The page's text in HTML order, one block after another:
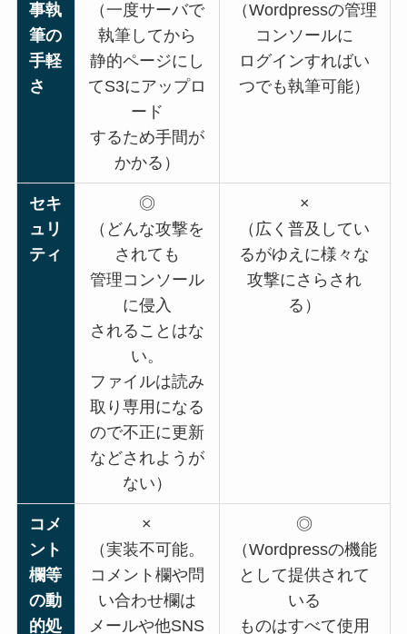
事執
筆の
手軽
さ
（一度サーバで
執筆してから
静的ページにし
てS3にアップロ
ード
するため手間が
かかる）
（Wordpressの管理
コンソールに
ログインすればい
つでも執筆可能）
セキ
ュリ
ティ
◎
（どんな攻撃を
されても
管理コンソール
に侵入
されることはな
い。
ファイルは読み
取り専用になる
ので不正に更新
などされようが
ない）
×
（広く普及してい
るがゆえに様々な
攻撃にさらされ
る）
コメ
ント
欄等
の動
的処
×
（実装不可能。
コメント欄や問
い合わせ欄は
メールや他SNS
◎
（Wordpressの機能
として提供されて
いる
ものはすべて使用